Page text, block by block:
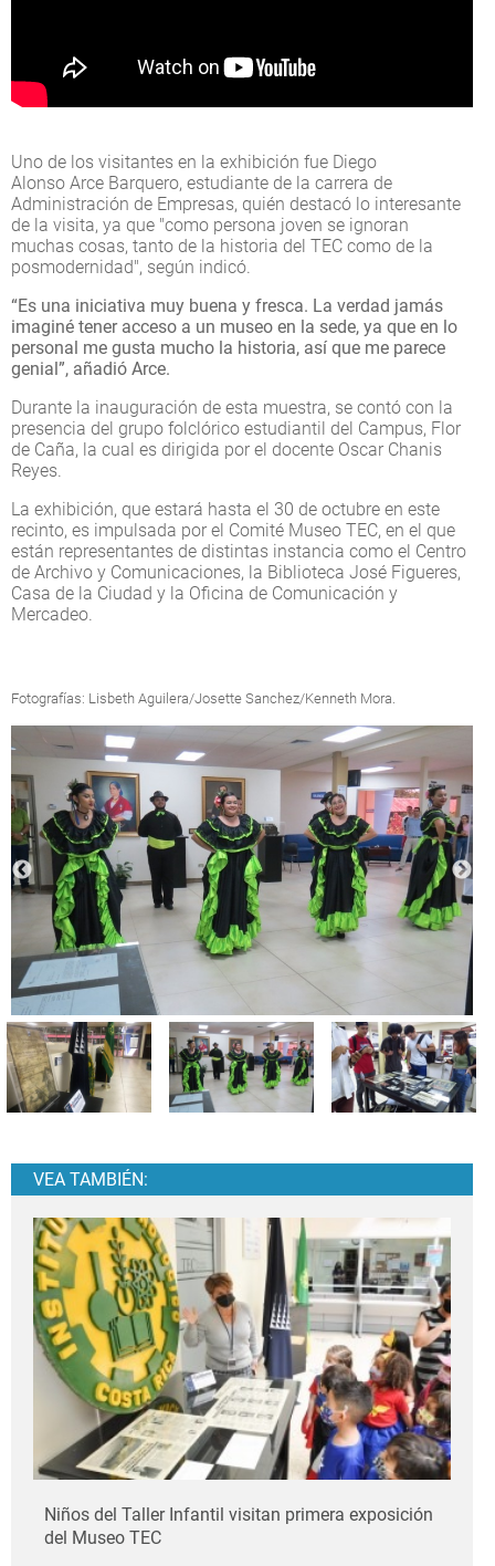
Uno de los visitantes en la exhibición fue Diego
Alonso Arce Barquero, estudiante de la carrera de
Administración de Empresas, quién destacó lo interesante
de la visita, ya que "como persona joven se ignoran
muchas cosas, tanto de la historia del TEC como de la
posmodernidad", según indicó.
“Es una iniciativa muy buena y fresca. La verdad jamás
imaginé tener acceso a un museo en la sede, ya que en lo
personal me gusta mucho la historia, así que me parece
genial”, añadió Arce.
Durante la inauguración de esta muestra, se contó con la
presencia del grupo folclórico estudiantil del Campus, Flor
de Caña, la cual es dirigida por el docente Oscar Chanis
Reyes.
La exhibición, que estará hasta el 30 de octubre en este
recinto, es impulsada por el Comité Museo TEC, en el que
están representantes de distintas instancia como el Centro
de Archivo y Comunicaciones, la Biblioteca José Figueres,
Casa de la Ciudad y la Oficina de Comunicación y
Mercadeo.
Fotografías: Lisbeth Aguilera/Josette Sanchez/Kenneth Mora.
VEA TAMBIÉN:
Niños del Taller Infantil visitan primera exposición
del Museo TEC